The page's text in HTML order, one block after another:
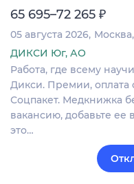
65 695–72 265 ₽
05 августа 2026 Москва
ДИКСИ Юг, АО
Работа, где всему
Дикси. Премии, оплата
Соцпакет. Медкнижка
вакансию, добавьте ее
это…